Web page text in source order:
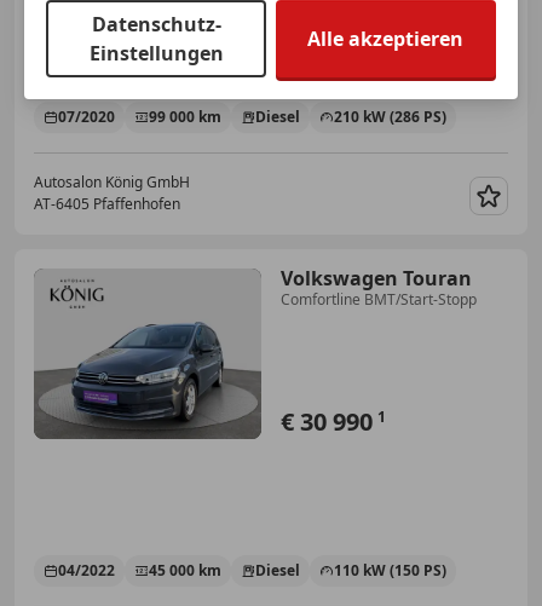
07/2020 99 000 km Diesel 210 kW (286 PS)
Autosalon König GmbH
AT-6405 Pfaffenhofen
Volkswagen Touran
Comfortline BMT/Start-Stopp
€ 30 990 1
04/2022 45 000 km Diesel 110 kW (150 PS)
Datenschutz-
Einstellungen
Alle akzeptieren